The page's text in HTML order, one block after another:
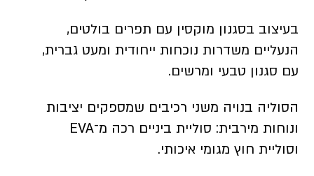
בעיצוב בסגנון מוקסין עם תפרים בולטים,
הנעליים משדרות נוכחות ייחודית ומעט גברית,
עם סגנון טבעי ומרשים.
הסוליה בנויה משני רכיבים שמספקים יציבות
ונוחות מירבית: סוליית ביניים רכה מ־EVA
וסוליית חוץ מגומי איכותי.